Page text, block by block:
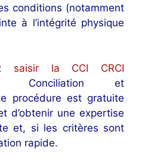
conditions (notamment
à l’intégrité physique
saisir la CCI CRCI
Conciliation et
procédure est gratuite
d’obtenir une expertise
et, si les critères sont
rapide.